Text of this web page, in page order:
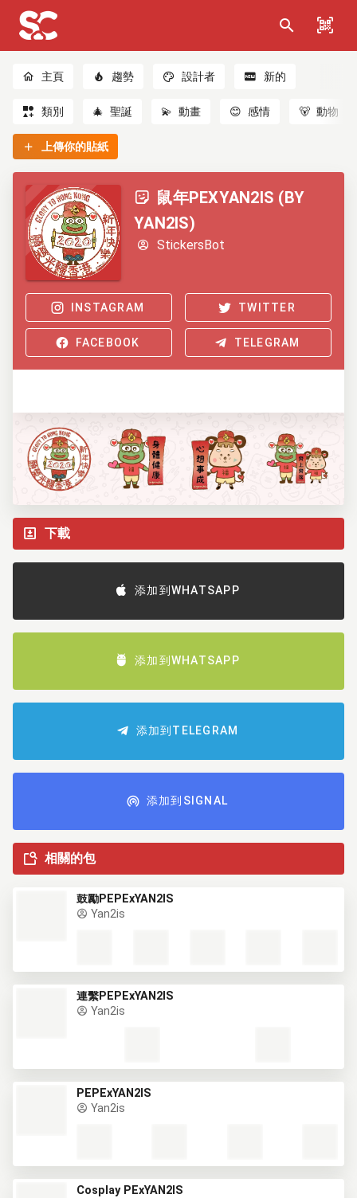
主頁 趨勢 設計者 新的
類別 🎄 聖誕 💫 動畫 😊 感情 🐻 動物
上傳你的貼紙
鼠年PEXYAN2IS (BY
YAN2IS)
StickersBot
INSTAGRAM TWITTER
FACEBOOK TELEGRAM
下載
添加到WHATSAPP
添加到WHATSAPP
添加到TELEGRAM
添加到SIGNAL
相關的包
鼓勵PEPExYAN2IS
Yan2is
連繫PEPExYAN2IS
Yan2is
PEPExYAN2IS
Yan2is
Cosplay PExYAN2IS